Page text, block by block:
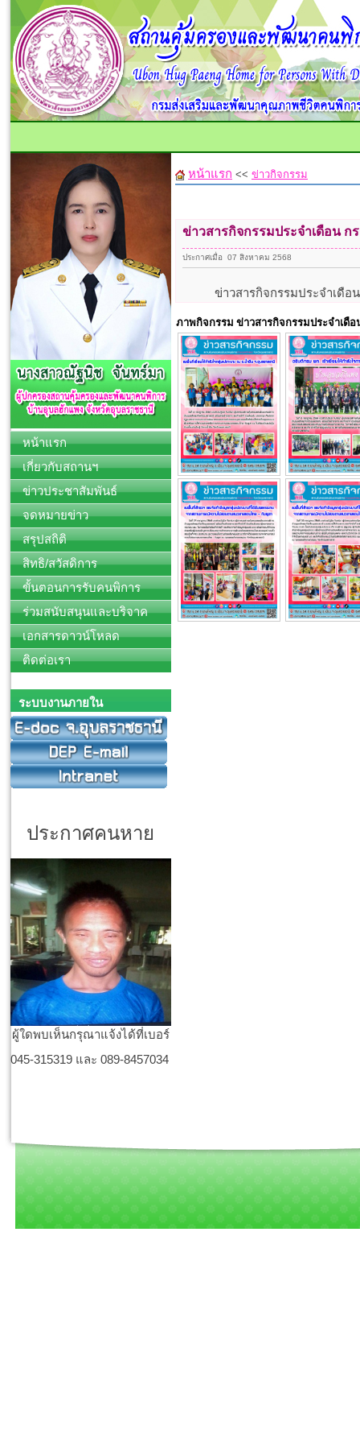
หน้าแรก
เกี่ยวกับสถานฯ
ข่าวประชาสัมพันธ์
จดหมายข่าว
สรุปสถิติ
สิทธิ/สวัสดิการ
ขั้นตอนการรับคนพิการ
ร่วมสนับสนุนและบริจาค
เอกสารดาวน์โหลด
ติดต่อเรา
ระบบงานภายใน
ประกาศคนหาย
ผู้ใดพบเห็นกรุณาแจ้งได้ที่เบอร์
045-315319 และ 089-8457034
หน้าแรก << ข่าวกิจกรรม
ข่าวสารกิจกรรมประจำเดือน ก
ประกาศเมื่อ 07 สิงหาคม 2568
ข่าวสารกิจกรรมประจำเดือน
ภาพกิจกรรม ข่าวสารกิจกรรมประจำเดื